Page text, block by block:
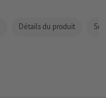
Détails du produit